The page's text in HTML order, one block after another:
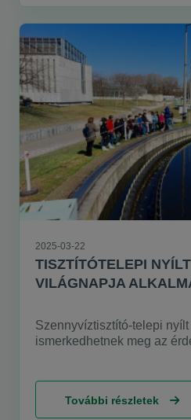
elektronikus számlát
2025-03-22
TISZTÍTÓTELEPI
VILÁGNAPJA
Szennyvíztisztító-telepi
ismerkedhetnek meg az
alkalmából. Közel 5000
További részletek